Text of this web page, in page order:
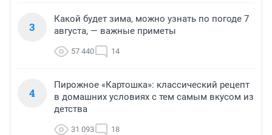
3
Какой будет зима, можно узнать по погоде 7
августа, — важные приметы
57 440 14
4
Пирожное «Картошка»: классический рецепт
в домашних условиях с тем самым вкусом из
детства
31 093 18